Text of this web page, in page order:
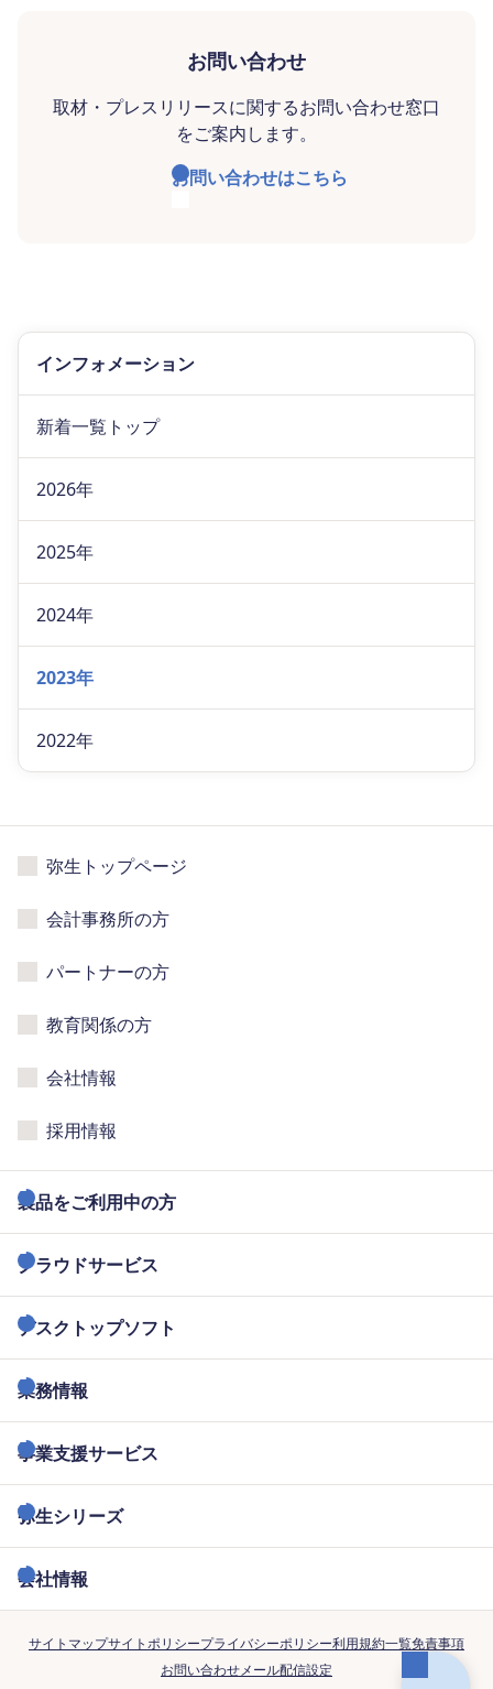
お問い合わせ
取材・プレスリリースに関するお問い合わせ窓口
をご案内します。
お問い合わせはこちら
インフォメーション
新着一覧トップ
2026年
2025年
2024年
2023年
2022年
弥生トップページ
会計事務所の方
パートナーの方
教育関係の方
会社情報
採用情報
製品をご利用中の方
クラウドサービス
デスクトップソフト
業務情報
事業支援サービス
弥生シリーズ
会社情報
サイトマップサイトポリシープライバシーポリシー利用規約一覧免責事項
お問い合わせメール配信設定